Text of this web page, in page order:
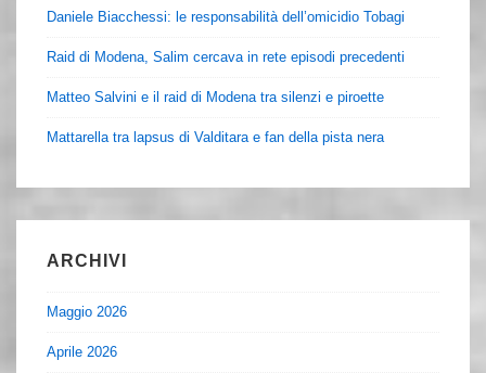
Daniele Biacchessi: le responsabilità dell’omicidio Tobagi
Raid di Modena, Salim cercava in rete episodi precedenti
Matteo Salvini e il raid di Modena tra silenzi e piroette
Mattarella tra lapsus di Valditara e fan della pista nera
ARCHIVI
Maggio 2026
Aprile 2026